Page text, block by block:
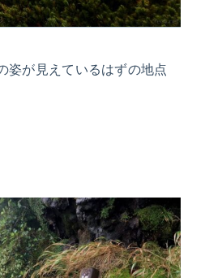
姿が見えているはずの地点